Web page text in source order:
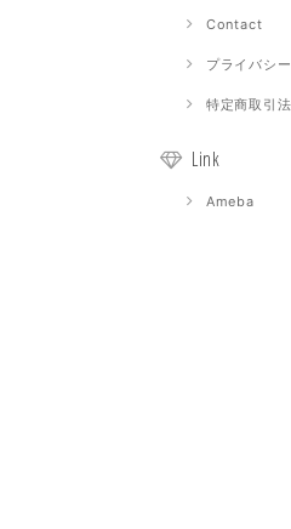
Contact
プライバシ
特定商取引
Link
Ameba